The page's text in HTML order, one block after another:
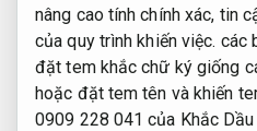
nâng cao tính chính xác, tin
của quy trình khiến việc.
đặt tem khắc chữ ký giống
hoặc đặt tem tên và khiến
0909 228 041 của Khắc Dầu